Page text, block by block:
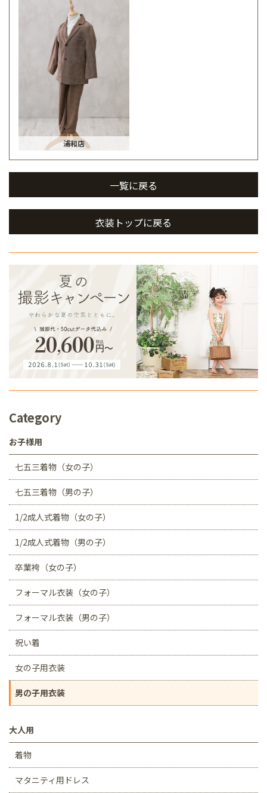
浦和店
一覧に戻る
衣装トップに戻る
Category
お子様用
七五三着物（女の子）
七五三着物（男の子）
1/2成人式着物（女の子）
1/2成人式着物（男の子）
卒業袴（女の子）
フォーマル衣装（女の子）
フォーマル衣装（男の子）
祝い着
女の子用衣装
男の子用衣装
大人用
着物
マタニティ用ドレス